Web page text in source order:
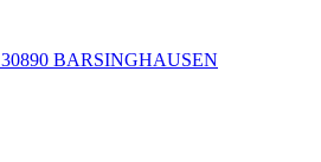
BARSINGHAUSEN